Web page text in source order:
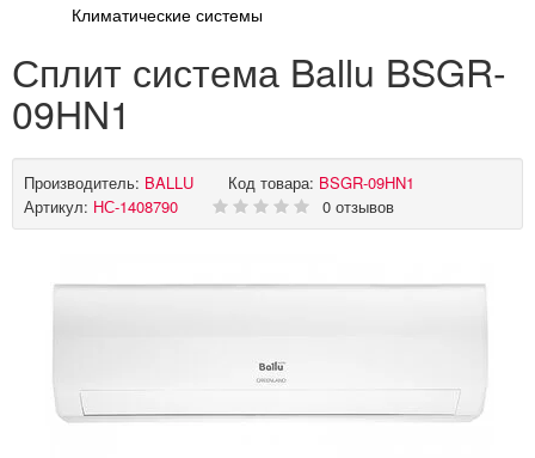
Климатические системы
Сплит система Ballu BSGR-
09HN1
Производитель: BALLU Код товара: BSGR-09HN1
Артикул: НС-1408790 0 отзывов